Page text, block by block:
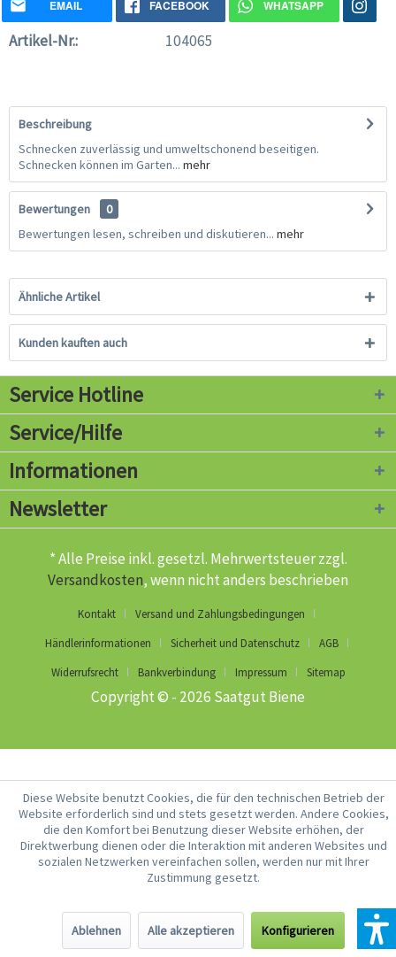
EMAIL FACEBOOK WHATSAPP
Artikel-Nr.: 104065
Beschreibung
Schnecken zuverlässig und umweltschonend beseitigen.
Schnecken können im Garten... mehr
Bewertungen
0
Bewertungen lesen, schreiben und diskutieren... mehr
Ähnliche Artikel
Kunden kauften auch
Service Hotline
Service/Hilfe
Informationen
Newsletter
* Alle Preise inkl. gesetzl. Mehrwertsteuer zzgl.
Versandkosten, wenn nicht anders beschrieben
Kontakt
Versand und Zahlungsbedingungen
Händlerinformationen
Sicherheit und Datenschutz
AGB
Widerrufsrecht
Bankverbindung Impressum Sitemap
Copyright © - 2026 Saatgut Biene
Diese Website benutzt Cookies, die für den technischen Betrieb der
Website erforderlich sind und stets gesetzt werden. Andere Cookies,
die den Komfort bei Benutzung dieser Website erhöhen, der
Direktwerbung dienen oder die Interaktion mit anderen Websites und
sozialen Netzwerken vereinfachen sollen, werden nur mit Ihrer
Zustimmung gesetzt.
Ablehnen Alle akzeptieren Konfigurieren